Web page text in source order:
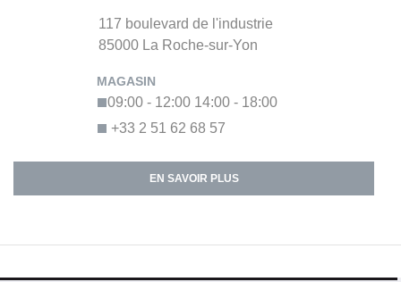
117 boulevard de l'industrie
85000 La Roche-sur-Yon
+33 2 51 62 68 57
09:00 - 12:00 14:00 - 18:00
EN SAVOIR PLUS